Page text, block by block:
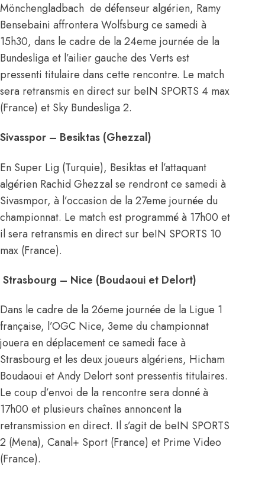
Mönchengladbach de défenseur algérien, Ramy
Bensebaini affrontera Wolfsburg ce samedi à
15h30, dans le cadre de la 24eme journée de la
Bundesliga et l’ailier gauche des Verts est
pressenti titulaire dans cette rencontre. Le match
sera retransmis en direct sur beIN SPORTS 4 max
(France) et Sky Bundesliga 2.
Sivasspor – Besiktas (Ghezzal)
En Super Lig (Turquie), Besiktas et l’attaquant
algérien Rachid Ghezzal se rendront ce samedi à
Sivasmpor, à l’occasion de la 27eme journée du
championnat. Le match est programmé à 17h00 et
il sera retransmis en direct sur beIN SPORTS 10
max (France).
Strasbourg – Nice (Boudaoui et Delort)
Dans le cadre de la 26eme journée de la Ligue 1
française, l’OGC Nice, 3eme du championnat
jouera en déplacement ce samedi face à
Strasbourg et les deux joueurs algériens, Hicham
Boudaoui et Andy Delort sont pressentis titulaires.
Le coup d’envoi de la rencontre sera donné à
17h00 et plusieurs chaînes annoncent la
retransmission en direct. Il s’agit de beIN SPORTS
2 (Mena), Canal+ Sport (France) et Prime Video
(France).